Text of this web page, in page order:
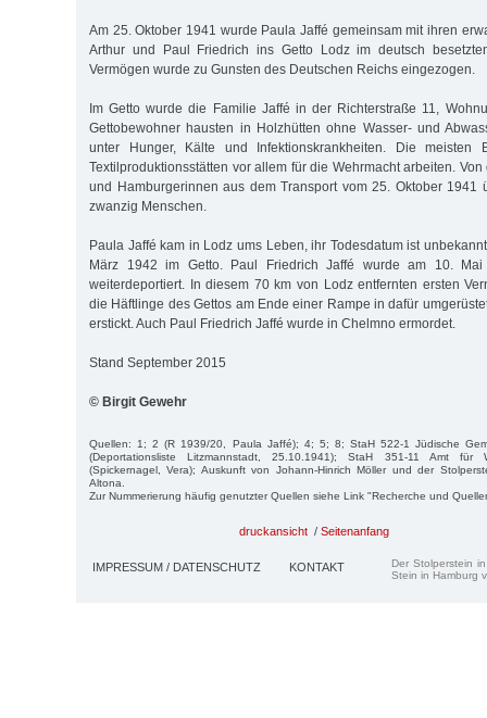
Am 25. Oktober 1941 wurde Paula Jaffé gemeinsam mit ihren
Arthur und Paul Friedrich ins Getto Lodz im deutsch
Vermögen wurde zu Gunsten des Deutschen Reichs eingezogen.
Im Getto wurde die Familie Jaffé in der Richterstraße 11,
Gettobewohner hausten in Holzhütten ohne Wasser- und
unter Hunger, Kälte und Infektionskrankheiten. Die meisten
Textilproduktionsstätten vor allem für die Wehrmacht arbeiten.
und Hamburgerinnen aus dem Transport vom 25. Oktober 1941
zwanzig Menschen.
Paula Jaffé kam in Lodz ums Leben, ihr Todesdatum ist
März 1942 im Getto. Paul Friedrich Jaffé wurde am 10.
weiterdeportiert. In diesem 70 km von Lodz entfernten ersten
die Häftlinge des Gettos am Ende einer Rampe in dafür
erstickt. Auch Paul Friedrich Jaffé wurde in Chelmno ermordet.
Stand September 2015
© Birgit Gewehr
Quellen: 1; 2 (R 1939/20, Paula Jaffé); 4; 5; 8; StaH 522-1 Jüdische
(Deportationsliste Litzmannstadt, 25.10.1941); StaH 351-11 Amt für
(Spickernagel, Vera); Auskunft von Johann-Hinrich Möller und der
Altona.
Zur Nummerierung häufig genutzter Quellen siehe Link "Recherche und
druckansicht / Seitenanfang
IMPRESSUM / DATENSCHUTZ KONTAKT
Der Stolperstein
Stein in Hamburg